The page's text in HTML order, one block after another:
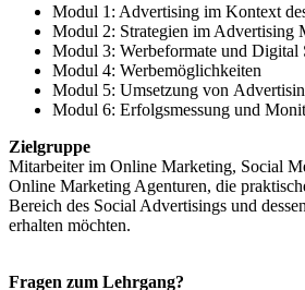
Modul 1: Advertising im Kontext
Modul 2: Strategien im Advertising
Modul 3: Werbeformate und Digital
Modul 4: Werbemöglichkeiten
Modul 5: Umsetzung von
Modul 6: Erfolgsmessung und
Zielgruppe
Mitarbeiter im Online Marketing, Social
Online Marketing Agenturen, die
Bereich des Social Advertisings und
erhalten möchten.
Fragen zum Lehrgang?